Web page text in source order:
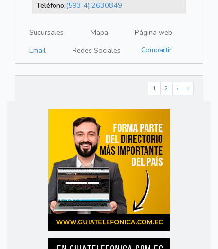
Teléfono:(593 4) 2630849
Sucursales Mapa
Página web
Email
Redes Sociales Compartir
1 2 › »